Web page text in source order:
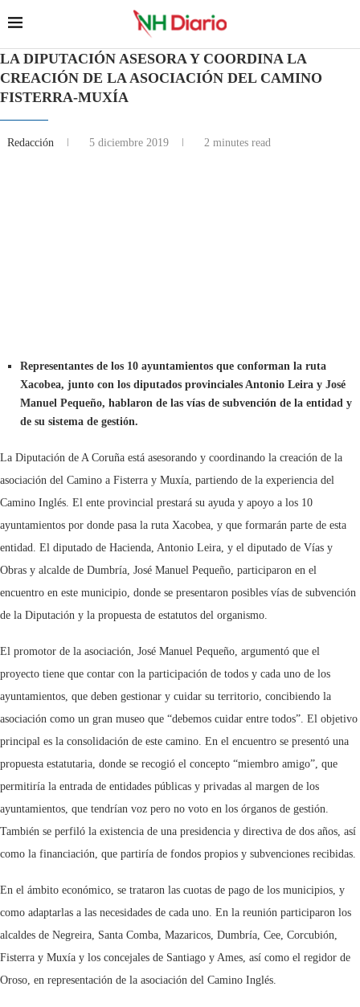
LA DIPUTACIÓN ASESORA Y COORDINA LA
CREACIÓN DE LA ASOCIACIÓN DEL CAMINO
FISTERRA-MUXÍA
Redacción 5 diciembre 2019 2 minutes read
Representantes de los 10 ayuntamientos que conforman la ruta
Xacobea, junto con los diputados provinciales Antonio Leira y José
Manuel Pequeño, hablaron de las vías de subvención de la entidad y
de su sistema de gestión.
La Diputación de A Coruña está asesorando y coordinando la creación de la
asociación del Camino a Fisterra y Muxía, partiendo de la experiencia del
Camino Inglés. El ente provincial prestará su ayuda y apoyo a los 10
ayuntamientos por donde pasa la ruta Xacobea, y que formarán parte de esta
entidad. El diputado de Hacienda, Antonio Leira, y el diputado de Vías y
Obras y alcalde de Dumbría, José Manuel Pequeño, participaron en el
encuentro en este municipio, donde se presentaron posibles vías de subvención
de la Diputación y la propuesta de estatutos del organismo.
El promotor de la asociación, José Manuel Pequeño, argumentó que el
proyecto tiene que contar con la participación de todos y cada uno de los
ayuntamientos, que deben gestionar y cuidar su territorio, concibiendo la
asociación como un gran museo que “debemos cuidar entre todos”. El objetivo
principal es la consolidación de este camino. En el encuentro se presentó una
propuesta estatutaria, donde se recogió el concepto “miembro amigo”, que
permitiría la entrada de entidades públicas y privadas al margen de los
ayuntamientos, que tendrían voz pero no voto en los órganos de gestión.
También se perfiló la existencia de una presidencia y directiva de dos años, así
como la financiación, que partiría de fondos propios y subvenciones recibidas.
En el ámbito económico, se trataron las cuotas de pago de los municipios, y
como adaptarlas a las necesidades de cada uno. En la reunión participaron los
alcaldes de Negreira, Santa Comba, Mazaricos, Dumbría, Cee, Corcubión,
Fisterra y Muxía y los concejales de Santiago y Ames, así como el regidor de
Oroso, en representación de la asociación del Camino Inglés.